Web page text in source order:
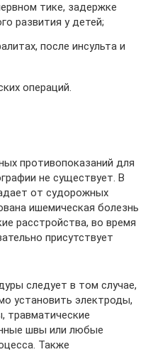
тике, задержке
развития у детей;
после инсульта и
операций.
противопоказаний для
не существует. В
от судорожных
ишемическая болезнь
расстройства, во время
присутствует
следует в том случае,
установить электроды,
травматические
швы или любые
Также